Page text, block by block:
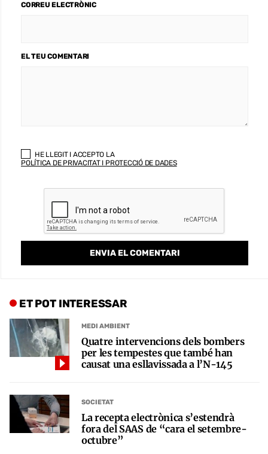
CORREU ELECTRÒNIC
EL TEU COMENTARI
HE LLEGIT I ACCEPTO LA
POLÍTICA DE PRIVACITAT I PROTECCIÓ DE DADES
ET POT INTERESSAR
MEDI AMBIENT
Quatre intervencions dels bombers
per les tempestes que també han
causat una esllavissada a l’N-145
SOCIETAT
La recepta electrònica s’estendrà
fora del SAAS de “cara el setembre-
octubre”